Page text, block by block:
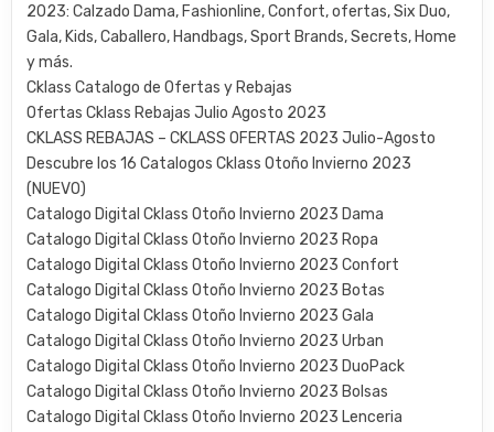
2023: Calzado Dama, Fashionline, Confort, ofertas, Six Duo,
Gala, Kids, Caballero, Handbags, Sport Brands, Secrets, Home
y más.
Cklass Catalogo de Ofertas y Rebajas
Ofertas Cklass Rebajas Julio Agosto 2023
CKLASS REBAJAS – CKLASS OFERTAS 2023 Julio-Agosto
Descubre los 16 Catalogos Cklass Otoño Invierno 2023
(NUEVO)
Catalogo Digital Cklass Otoño Invierno 2023 Dama
Catalogo Digital Cklass Otoño Invierno 2023 Ropa
Catalogo Digital Cklass Otoño Invierno 2023 Confort
Catalogo Digital Cklass Otoño Invierno 2023 Botas
Catalogo Digital Cklass Otoño Invierno 2023 Gala
Catalogo Digital Cklass Otoño Invierno 2023 Urban
Catalogo Digital Cklass Otoño Invierno 2023 DuoPack
Catalogo Digital Cklass Otoño Invierno 2023 Bolsas
Catalogo Digital Cklass Otoño Invierno 2023 Lenceria